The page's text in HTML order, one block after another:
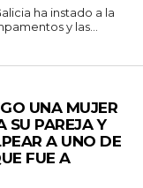
ha instado a la
y las...
UNA MUJER
SU PAREJA Y
A UNO DE
FUE A